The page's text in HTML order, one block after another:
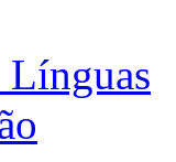
Línguas